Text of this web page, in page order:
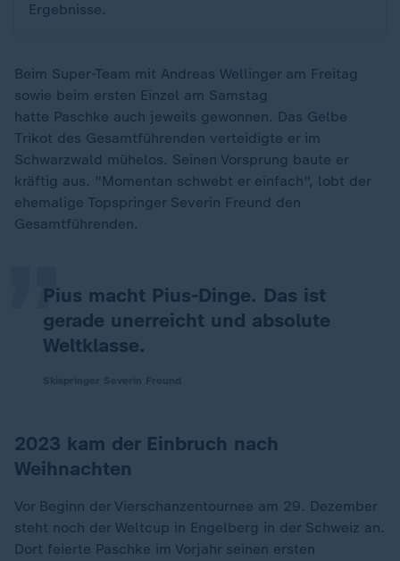
Ergebnisse.
Beim Super-Team mit Andreas Wellinger am Freitag
sowie beim ersten Einzel am Samstag
hatte Paschke auch jeweils gewonnen. Das Gelbe
Trikot des Gesamtführenden verteidigte er im
Schwarzwald mühelos. Seinen Vorsprung baute er
kräftig aus. "Momentan schwebt er einfach", lobt der
ehemalige Topspringer Severin Freund den
Gesamtführenden.
Pius macht Pius-Dinge. Das ist
gerade unerreicht und absolute
Weltklasse.
„
2023 kam der Einbruch nach
Weihnachten
Vor Beginn der Vierschanzentournee am 29. Dezember
steht noch der Weltcup in Engelberg in der Schweiz an.
Dort feierte Paschke im Vorjahr seinen ersten